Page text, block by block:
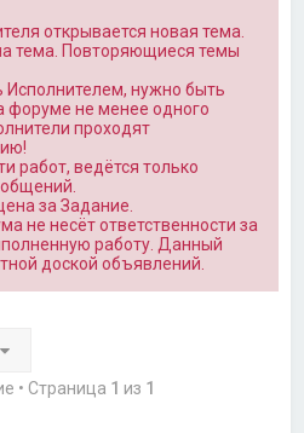
открывается новая тема.
тема. Повторяющиеся темы
Исполнителем, нужно быть
форуме не менее одного
проходят
работ, ведётся только
за Задание.
не несёт ответственности за
работу. Данный
доской объявлений.
• Страница 1 из 1